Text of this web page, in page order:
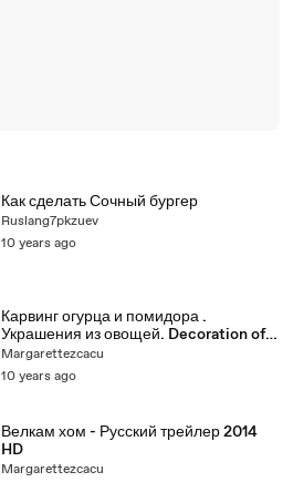
Как сделать Сочный бургер
Ruslang7pkzuev
10 years ago
Карвинг огурца и помидора .
Украшения из овощей. Decoration of
vegetables. Carving cucumber - копия
Margarettezcacu
10 years ago
Велкам хом - Русский трейлер 2014
HD
Margarettezcacu